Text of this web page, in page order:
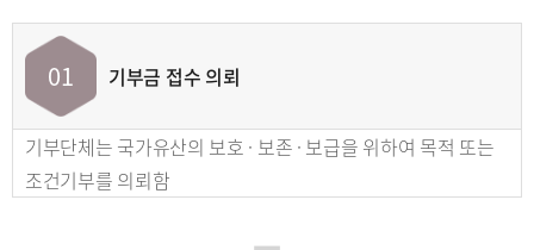
01 기부금 접수 의뢰
기부단체는 국가유산의 보호 · 보존 · 보급을 위하여 목적 또는
조건기부를 의뢰함